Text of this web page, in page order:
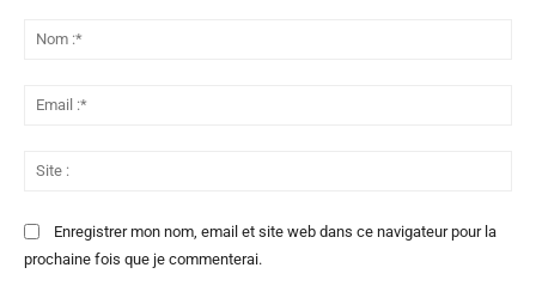
Enregistrer mon nom, email et site web dans ce navigateur pour la
prochaine fois que je commenterai.